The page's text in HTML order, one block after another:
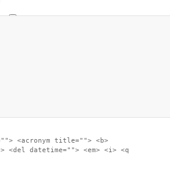
<acronym title=""> <b>
<del datetime=""> <em> <i> <q